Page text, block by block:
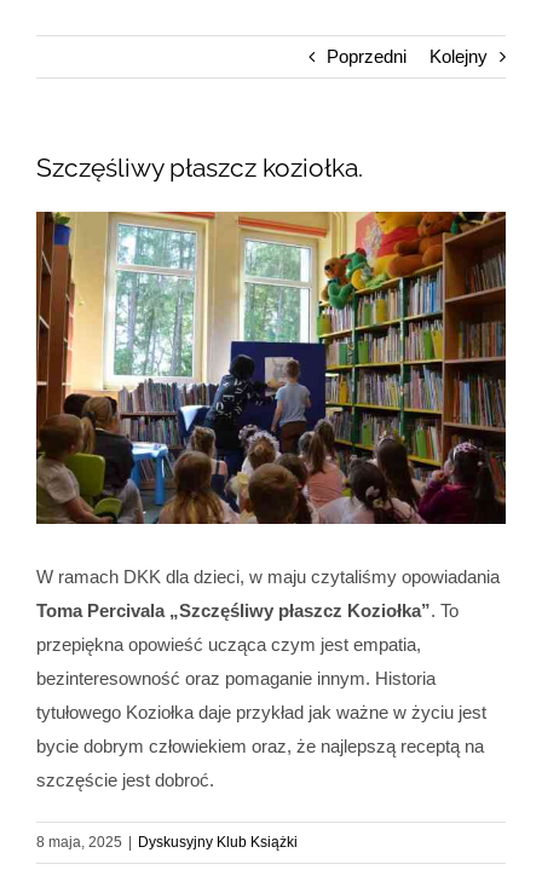
Poprzedni Kolejny
Szczęśliwy płaszcz koziołka.
Pokaż
większy
obrazek
W ramach DKK dla dzieci, w maju czytaliśmy opowiadania
Toma Percivala „Szczęśliwy płaszcz Koziołka”. To
przepiękna opowieść ucząca czym jest empatia,
bezinteresowność oraz pomaganie innym. Historia
tytułowego Koziołka daje przykład jak ważne w życiu jest
bycie dobrym człowiekiem oraz, że najlepszą receptą na
szczęście jest dobroć.
8 maja, 2025 | Dyskusyjny Klub Książki